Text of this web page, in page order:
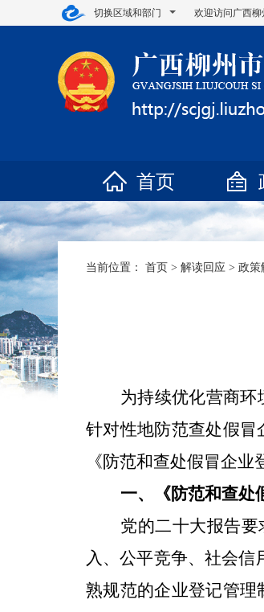
切换区域和部门 欢迎访问广西
首页
当前位置： 首页 > 解读回应 > 政策
为持续优化营商
针对性地防范查处假冒
《防范和查处假冒企
一、《防范和查处
党的二十大报告
入、公平竞争、社会
熟规范的企业登记管